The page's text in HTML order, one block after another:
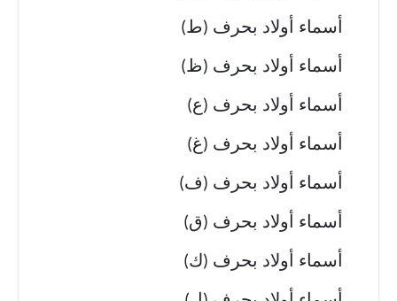
أسماء أولاد بحرف (ط)
أسماء أولاد بحرف (ظ)
أسماء أولاد بحرف (ع)
أسماء أولاد بحرف (غ)
أسماء أولاد بحرف (ف)
أسماء أولاد بحرف (ق)
أسماء أولاد بحرف (ك)